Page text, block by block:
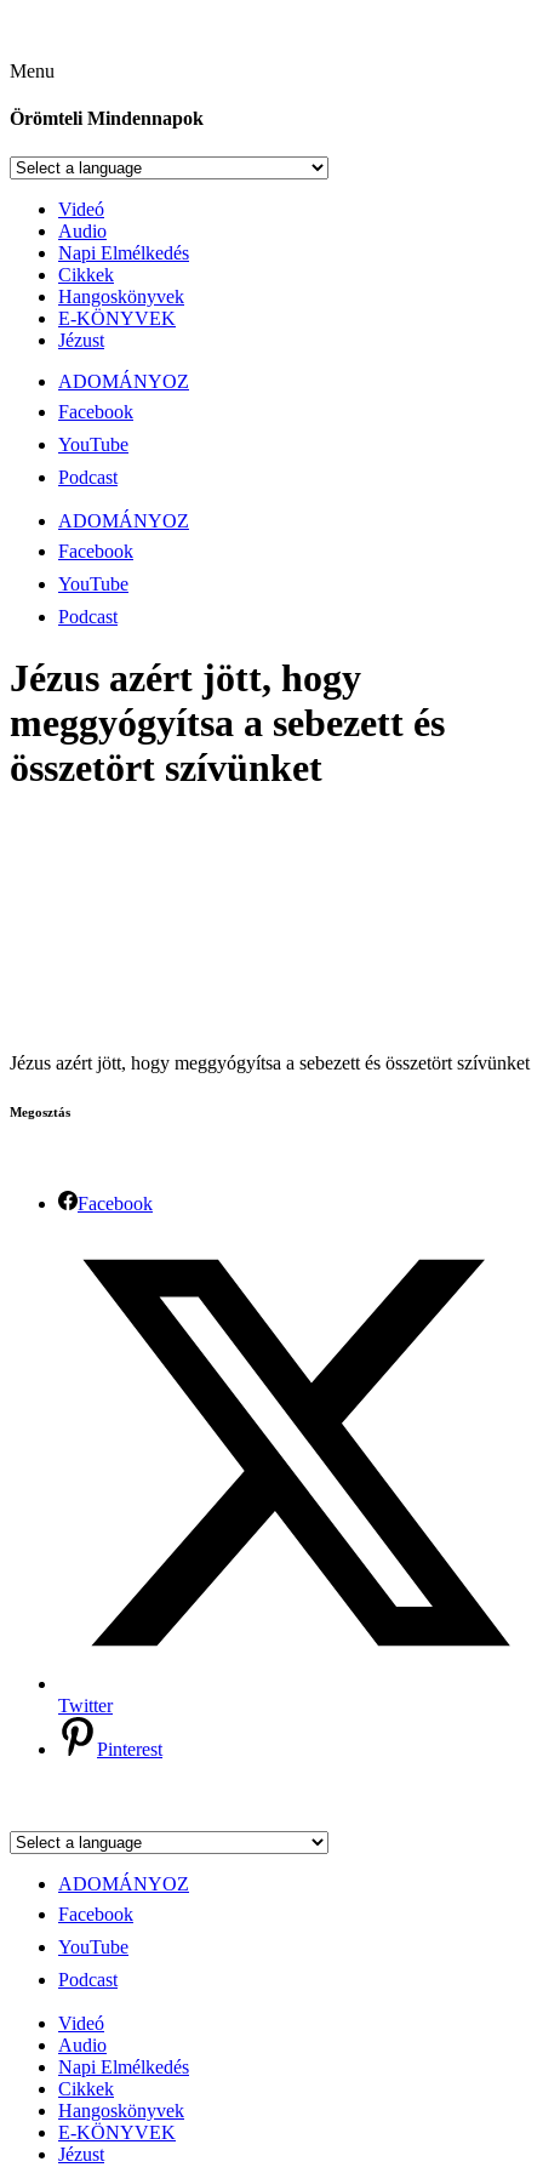
Menu
Örömteli Mindennapok
Videó
Audio
Napi Elmélkedés
Cikkek
Hangoskönyvek
E-KÖNYVEK
Jézust
ADOMÁNYOZ
Facebook
YouTube
Podcast
ADOMÁNYOZ
Facebook
YouTube
Podcast
Jézus azért jött, hogy
meggyógyítsa a sebezett és
összetört szívünket
Jézus azért jött, hogy meggyógyítsa a sebezett és összetört szívünket
Megosztás
Facebook
Twitter
Pinterest
ADOMÁNYOZ
Facebook
YouTube
Podcast
Videó
Audio
Napi Elmélkedés
Cikkek
Hangoskönyvek
E-KÖNYVEK
Jézust